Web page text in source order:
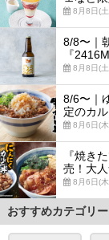
8月8日(
8/8〜｜
『
8月8日(
8/6〜｜
定のカ
8月6日(
『焼き
売！大
8月6日(
おすすめカテゴリー